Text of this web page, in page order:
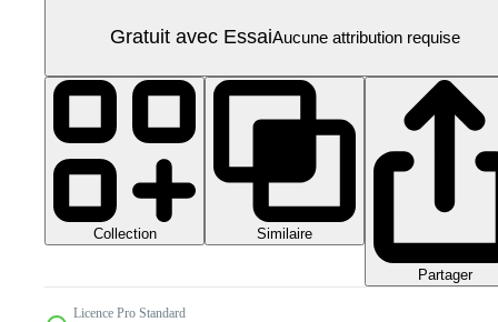
Gratuit avec EssaiAucune attribution requise
Collection Similaire
Partager
Licence Pro Standard